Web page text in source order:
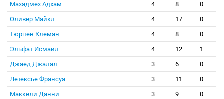
Махадмех Адхам
4 8
0
Оливер Майкл
4 17
0
Тюрпен Клеман
4 8
0
Эльфат Исмаил
4 12
1
Джаед Джалал
3 6
0
Летексье Франсуа
3 11
0
Маккели Данни
3 9
0